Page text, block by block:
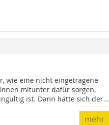
wie eine nicht eingetragene
mitunter dafür sorgen,
ist. Dann hätte sich der...
mehr